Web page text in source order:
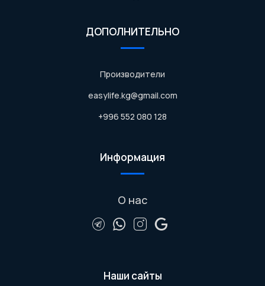
ДОПОЛНИТЕЛЬНО
Производители
easylife.kg@gmail.com
+996 552 080 128
Информация
О нас
Наши сайты